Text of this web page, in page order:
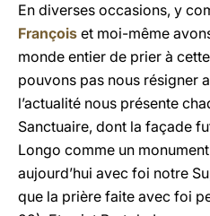
En diverses occasions, y
François et moi-même
monde entier de prier à
pouvons pas nous résigner
l’actualité nous présente
Sanctuaire, dont la façade
Longo comme un
aujourd’hui avec foi notre
que la prière faite avec foi